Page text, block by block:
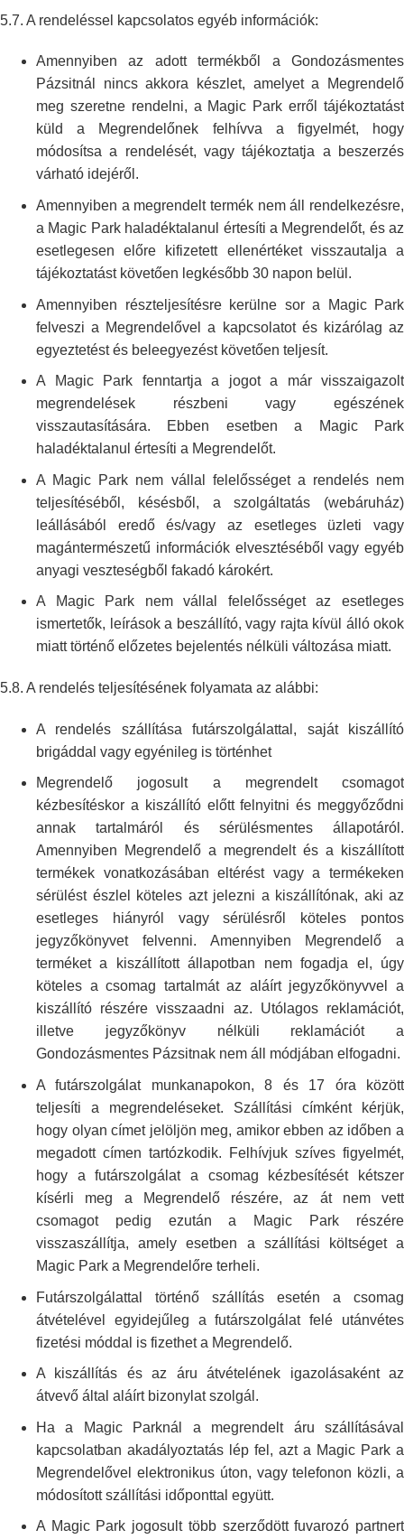
5.7. A rendeléssel kapcsolatos egyéb információk:
Amennyiben az adott termékből a Gondozásmentes
Pázsitnál nincs akkora készlet, amelyet a Megrendelő
meg szeretne rendelni, a Magic Park erről
tájékoztatást
küld a Megrendelőnek felhívva a figyelmét, hogy
módosítsa a rendelését, vagy tájékoztatja a beszerzés
várható idejéről.
Amennyiben a megrendelt termék nem áll rendelkezésre,
a Magic Parkhaladéktalanul értesíti a Megrendelőt, és az
esetlegesen előre kifizetettellenértéket visszautalja a
tájékoztatást követően legkésőbb 30 napon belül.
Amennyiben részteljesítésre kerülne sor a Magic Park
felveszi a Megrendelővel a kapcsolatot és kizárólag az
egyeztetést és beleegyezéstkövetően teljesít.
A Magic Park fenntartja a jogot a már visszaigazolt
megrendelések részbeni vagy egészének
visszautasítására. Ebben esetben a Magic Park
haladéktalanul értesíti a Megrendelőt.
A Magic Park nem vállal felelősséget a rendelés nem
teljesítéséből, késésből, a szolgáltatás (webáruház)
leállásából eredő és/vagy az esetlegesüzleti vagy
magántermészetű információk elvesztéséből vagy egyéb
anyagi veszteségből fakadó károkért.
A Magic Park nem vállal felelősséget az esetleges
ismertetők, leírások a beszállító, vagy rajta kívül álló okok
miatt történő előzetes bejelentés nélküli változása miatt.
5.8. A rendelés teljesítésének folyamata az alábbi:
A rendelés szállítása futárszolgálattal, saját kiszállító
brigáddal vagy egyénileg is történhet
Megrendelő jogosult a megrendelt csomagot
kézbesítéskor a kiszállítóelőtt felnyitni és meggyőződni
annak tartalmáról és sérülésmentesállapotáról.
Amennyiben Megrendelő a megrendelt és a kiszállított
termékek vonatkozásában eltérést vagy a termékeken
sérülést észlel köteles aztjelezni a kiszállítónak, aki az
esetleges hiányról vagy sérülésről köteles pontos
jegyzőkönyvet felvenni. Amennyiben Megrendelő a
terméket a kiszállított állapotban nem fogadja el, úgy
köteles a csomag tartalmát az aláírt jegyzőkönyvvel a
kiszállító részére visszaadni az. Utólagosreklamációt,
illetve jegyzőkönyv nélküli reklamációt a
Gondozásmentes Pázsitnak nem áll módjában elfogadni.
A futárszolgálat munkanapokon, 8 és 17 óra között
teljesíti a megrendeléseket. Szállítási címként kérjük,
hogy olyan címet jelöljön meg, amikor ebben az időben a
megadott címen tartózkodik. Felhívjuk szíves figyelmét,
hogy a futárszolgálat a csomag kézbesítését kétszer
kísérli meg a Megrendelő részére, az át nem vett
csomagot pedig ezután a Magic Park részére
visszaszállítja, amely esetben a szállítási költséget a
Magic Park a Megrendelőre terheli.
Futárszolgálattal történő szállítás esetén a csomag
átvételével
egyidejűleg a futárszolgálat felé utánvétes
fizetési móddal is fizethet a Megrendelő.
A kiszállítás és az áru átvételének igazolásaként az
átvevő által aláírtbizonylat szolgál.
Ha a Magic Parknál a megrendelt áru szállításával
kapcsolatban akadályoztatás lép fel, azt a Magic Park a
Megrendelővel elektronikus úton, vagy telefonon közli, a
módosított szállítási időponttal együtt.
A Magic Park jogosult több szerződött fuvarozó partnert